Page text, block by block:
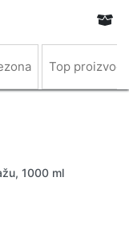
Top proizvodi
1000 ml